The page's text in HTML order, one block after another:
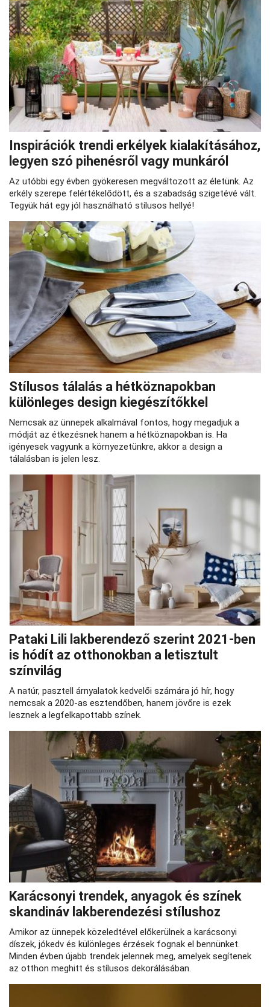
Inspirációk trendi erkélyek kialakításához,
legyen szó pihenésről vagy munkáról
Az utóbbi egy évben gyökeresen megváltozott az életünk. Az
erkély szerepe felértékelődött, és a szabadság szigetévé vált.
Tegyük hát egy jól használható stílusos hellyé!
Stílusos tálalás a hétköznapokban
különleges design kiegészítőkkel
Nemcsak az ünnepek alkalmával fontos, hogy megadjuk a
módját az étkezésnek hanem a hétköznapokban is. Ha
igényesek vagyunk a környezetünkre, akkor a design a
tálalásban is jelen lesz.
Pataki Lili lakberendező szerint 2021-ben
is hódít az otthonokban a letisztult
színvilág
A natúr, pasztell árnyalatok kedvelői számára jó hír, hogy
nemcsak a 2020-as esztendőben, hanem jövőre is ezek
lesznek a legfelkapottabb színek.
Karácsonyi trendek, anyagok és színek
skandináv lakberendezési stílushoz
Amikor az ünnepek közeledtével előkerülnek a karácsonyi
díszek, jókedv és különleges érzések fognak el bennünket.
Minden évben újabb trendek jelennek meg, amelyek segítenek
az otthon meghitt és stílusos dekorálásában.